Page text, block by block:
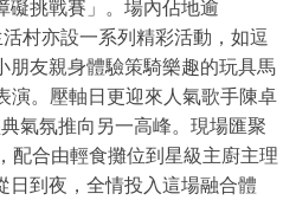
礙挑戰賽」。場內佔地逾
村亦設一系列精彩活動，如逗
朋友親身體驗策騎樂趣的玩具馬
演。壓軸日更迎來人氣歌手陳卓
氣氛推向另一高峰。現場匯聚
配合由輕食攤位到星級主廚主理
日到夜，全情投入這場融合體